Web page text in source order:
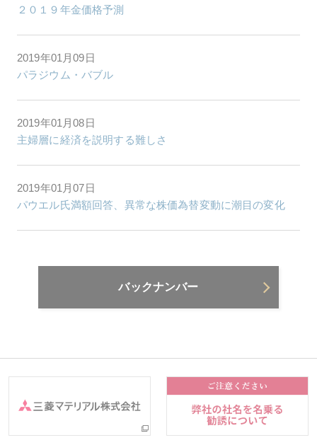
２０１９年金価格予測
2019年01月09日
パラジウム・バブル
2019年01月08日
主婦層に経済を説明する難しさ
2019年01月07日
パウエル氏満額回答、異常な株価為替変動に潮目の変化
バックナンバー